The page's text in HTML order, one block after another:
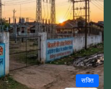
सक्ति